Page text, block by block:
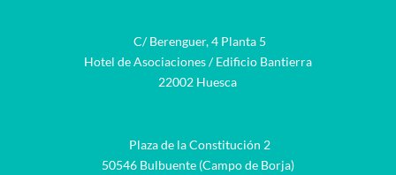
C/ Berenguer, 4 Planta 5
Hotel de Asociaciones / Edificio Bantierra
22002 Huesca
Plaza de la Constitución 2
50546 Bulbuente (Campo de Borja)